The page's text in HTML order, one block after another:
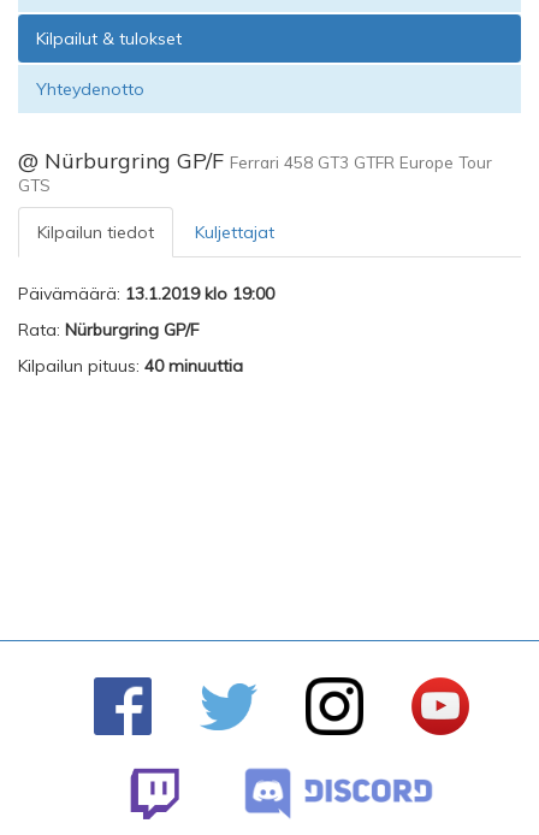
Kilpailut & tulokset
Yhteydenotto
@ Nürburgring GP/F Ferrari 458 GT3 GTFR Europe Tour
GTS
Kilpailun tiedot Kuljettajat
Päivämäärä: 13.1.2019 klo 19:00
Rata: Nürburgring GP/F
Kilpailun pituus: 40 minuuttia